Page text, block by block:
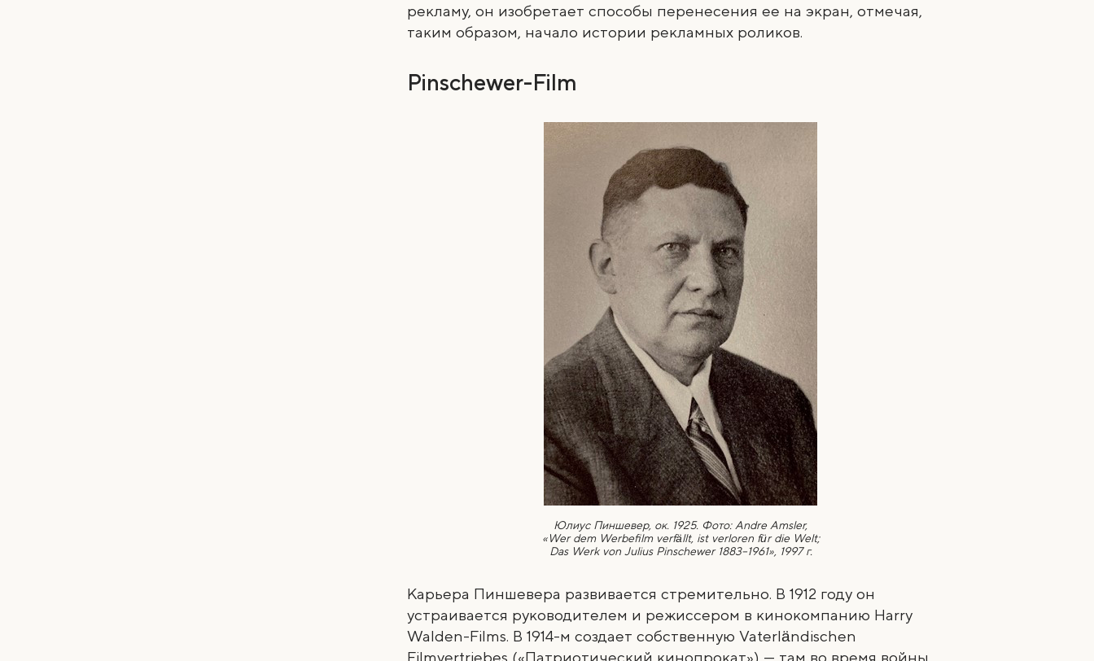
рекламу, он изобретает способы перенесения ее на экран, отмечая,
таким образом, начало истории рекламных роликов.
Pinschewer-Film
Юлиус Пиншевер, ок. 1925. Фото: Andre Amsler,
«Wer dem Werbefilm verfällt, ist verloren für die Welt;
Das Werk von Julius Pinschewer 1883–1961», 1997 г.
Карьера Пиншевера развивается стремительно. В 1912 году он
устраивается руководителем и режиссером в кинокомпанию Harry
Walden-Films. В 1914-м создает собственную Vaterländischen